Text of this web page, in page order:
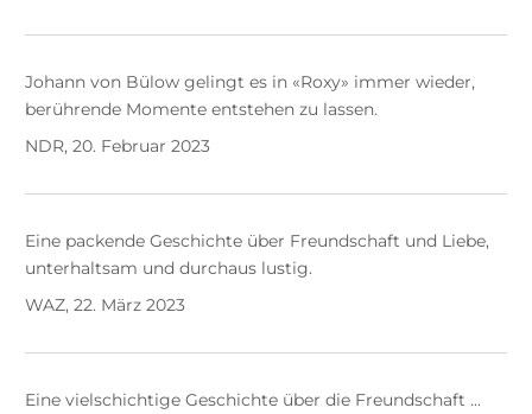
Johann von Bülow gelingt es in «Roxy» immer wieder,
berührende Momente entstehen zu lassen.
NDR, 20. Februar 2023
Eine packende Geschichte über Freundschaft und Liebe,
unterhaltsam und durchaus lustig.
WAZ, 22. März 2023
Eine vielschichtige Geschichte über die Freundschaft ...